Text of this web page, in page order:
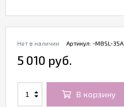
Артикул: -M8SL-35A
Нет в наличии
5 010 руб.
В корзину